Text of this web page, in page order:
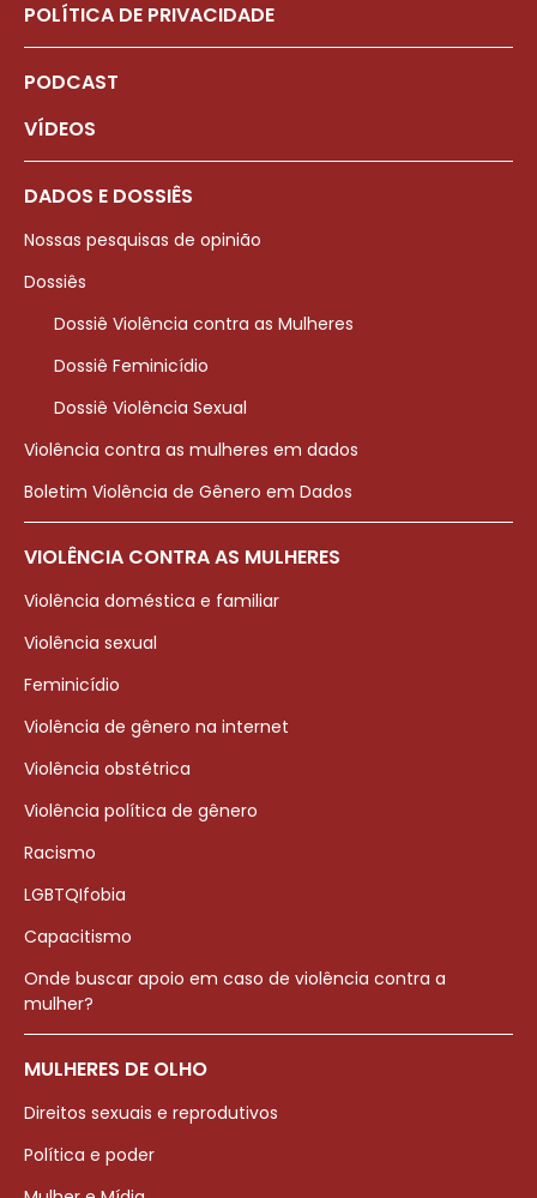
POLÍTICA DE PRIVACIDADE
PODCAST
VÍDEOS
DADOS E DOSSIÊS
Nossas pesquisas de opinião
Dossiês
Dossiê Violência contra as Mulheres
Dossiê Feminicídio
Dossiê Violência Sexual
Violência contra as mulheres em dados
Boletim Violência de Gênero em Dados
VIOLÊNCIA CONTRA AS MULHERES
Violência doméstica e familiar
Violência sexual
Feminicídio
Violência de gênero na internet
Violência obstétrica
Violência política de gênero
Racismo
LGBTQIfobia
Capacitismo
Onde buscar apoio em caso de violência contra a
mulher?
MULHERES DE OLHO
Direitos sexuais e reprodutivos
Política e poder